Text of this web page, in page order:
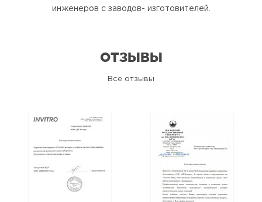
инженеров с заводов- изготовителей.
ОТЗЫВЫ
Все отзывы